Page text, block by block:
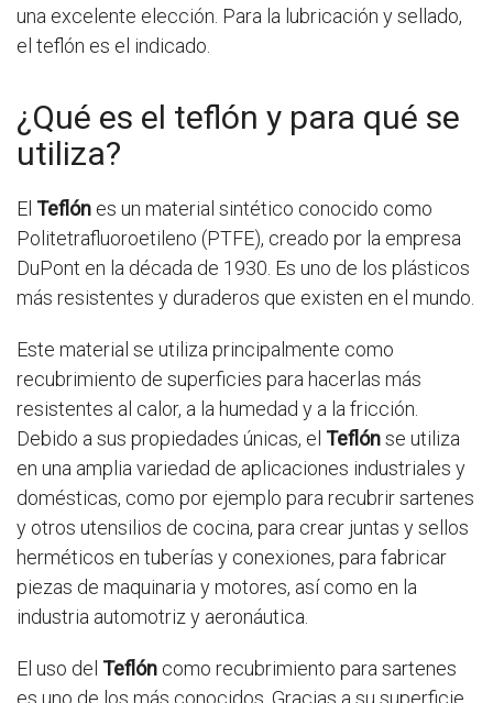
una excelente elección. Para la lubricación y sellado,
el teflón es el indicado.
¿Qué es el teflón y para qué se
utiliza?
El Teflón es un material sintético conocido como
Politetrafluoroetileno (PTFE), creado por la empresa
DuPont en la década de 1930. Es uno de los plásticos
más resistentes y duraderos que existen en el mundo.
Este material se utiliza principalmente como
recubrimiento de superficies para hacerlas más
resistentes al calor, a la humedad y a la fricción.
Debido a sus propiedades únicas, el Teflónse utiliza
en una amplia variedad de aplicaciones industriales y
domésticas, como por ejemplo para recubrir sartenes
y otros utensilios de cocina, para crear juntas y sellos
herméticos en tuberías y conexiones, para fabricar
piezas de maquinaria y motores, así como en la
industria automotriz y aeronáutica.
El uso del Teflón como recubrimiento para sartenes